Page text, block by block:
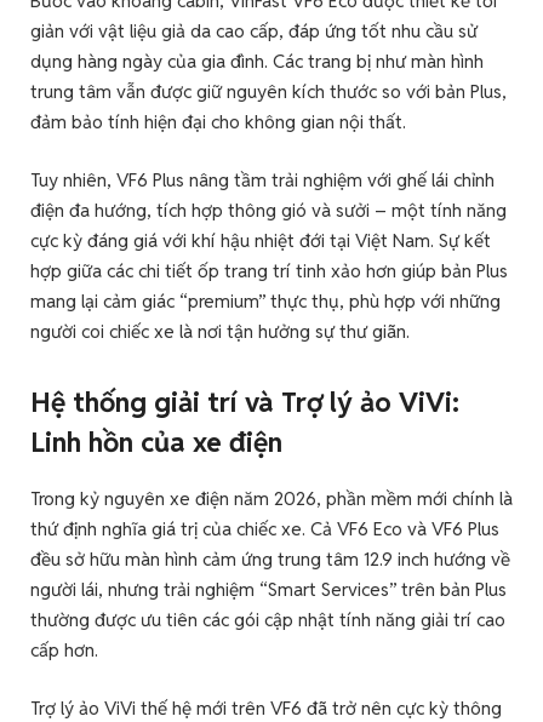
giản với vật liệu giả da cao cấp, đáp ứng tốt nhu cầu sử
dụng hàng ngày của gia đình. Các trang bị như màn hình
trung tâm vẫn được giữ nguyên kích thước so với bản Plus,
đảm bảo tính hiện đại cho không gian nội thất.
Tuy nhiên, VF6 Plus nâng tầm trải nghiệm với ghế lái chỉnh
điện đa hướng, tích hợp thông gió và sưởi – một tính năng
cực kỳ đáng giá với khí hậu nhiệt đới tại Việt Nam. Sự kết
hợp giữa các chi tiết ốp trang trí tinh xảo hơn giúp bản Plus
mang lại cảm giác “premium” thực thụ, phù hợp với những
người coi chiếc xe là nơi tận hưởng sự thư giãn.
Hệ thống giải trí và Trợ lý ảo ViVi:
Linh hồn của xe điện
Trong kỷ nguyên xe điện năm 2026, phần mềm mới chính là
thứ định nghĩa giá trị của chiếc xe. Cả VF6 Eco và VF6 Plus
đều sở hữu màn hình cảm ứng trung tâm 12.9 inch hướng về
người lái, nhưng trải nghiệm “Smart Services” trên bản Plus
thường được ưu tiên các gói cập nhật tính năng giải trí cao
cấp hơn.
Trợ lý ảo ViVi thế hệ mới trên VF6 đã trở nên cực kỳ thông